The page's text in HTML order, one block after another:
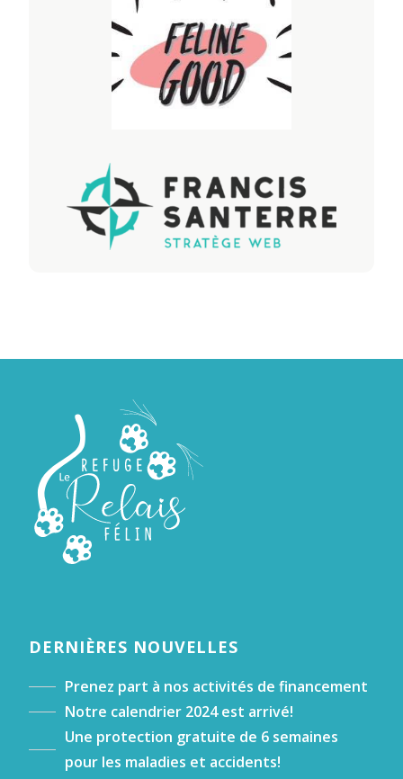
DERNIÈRES NOUVELLES
Prenez part à nos activités de financement
Notre calendrier 2024 est arrivé!
Une protection gratuite de 6 semaines
pour les maladies et accidents!